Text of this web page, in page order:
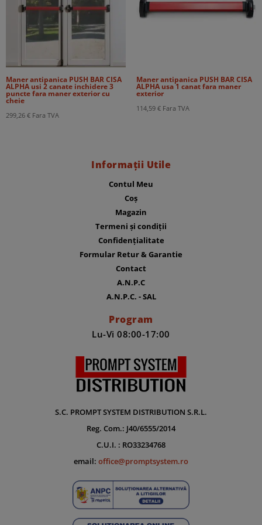
Maner antipanica PUSH BAR CISA
ALPHA usi 2 canate inchidere 3
puncte fara maner exterior cu
cheie
299,26 € Fara TVA
Maner antipanica PUSH BAR CISA
ALPHA usa 1 canat fara maner
exterior
114,59 € Fara TVA
Informații Utile
Contul Meu
Coș
Magazin
Termeni și condiții
Confidențialitate
Formular Retur & Garantie
Contact
A.N.P.C
A.N.P.C. - SAL
Program
Lu-Vi 08:00-17:00
S.C. PROMPT SYSTEM DISTRIBUTION S.R.L.
Reg. Com.: J40/6555/2014
C.U.I. : RO33234768
email: office@promptsystem.ro